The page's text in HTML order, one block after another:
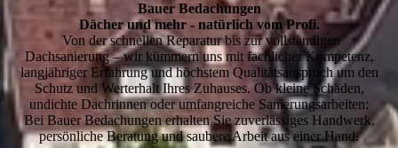
Bauer Bedachungen
Dächer und mehr - natürlich vom Profi.
Von der schnellen Reparatur bis zur vollständigen
Dachsanierung – wir kümmern uns mit fachlicher Kompetenz,
langjähriger Erfahrung und höchstem Qualitätsanspruch um den
Schutz und Werterhalt Ihres Zuhauses. Ob kleine Schäden,
undichte Dachrinnen oder umfangreiche Sanierungsarbeiten:
Bei Bauer Bedachungen erhalten Sie zuverlässiges Handwerk,
persönliche Beratung und saubere Arbeit aus einer Hand.